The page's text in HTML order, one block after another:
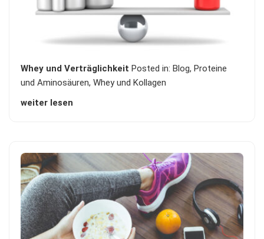
Whey und Verträglichkeit Posted in: Blog, Proteine
und Aminosäuren,Whey und Kollagen
weiter lesen